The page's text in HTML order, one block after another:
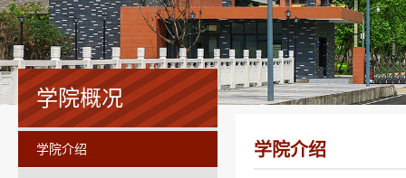
学院概况
学院介绍 学院介绍